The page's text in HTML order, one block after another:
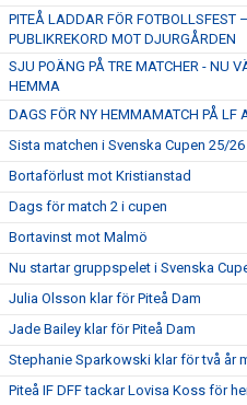
PITEÅ LADDAR FÖR FOTBOLLSFEST
PUBLIKREKORD MOT DJURGÅRDEN
SJU POÄNG PÅ TRE MATCHER - NU
HEMMA
DAGS FÖR NY HEMMAMATCH PÅ LF
Sista matchen i Svenska Cupen 25/26
Bortaförlust mot Kristianstad
Dags för match 2 i cupen
Bortavinst mot Malmö
Nu startar gruppspelet i Svenska
Julia Olsson klar för Piteå Dam
Jade Bailey klar för Piteå Dam
Stephanie Sparkowski klar för två år
Piteå IF DFF tackar Lovisa Koss för